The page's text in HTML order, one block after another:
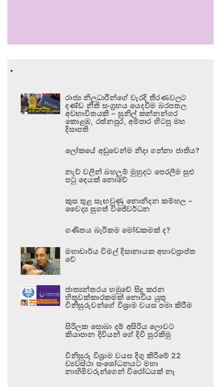
.
රාජ්‍ය නිලධාරීන්ගේ වැරදි තීරණවලට
දණ්ඩ නීති සංග්‍රහය යෙදවීම බරපතල
අවභාවිතයකි – සුනිල් කන්නන්ගර
කොළඹ, රත්නපුර, අම්පාර හිටපු මහ
දිසාපති
ලෝකයේ අඩුවෙන්ම නිදා ගන්නා ජාතිය?
නැව් වලින් බහලුම් මුහුදට පෙරලීම සුළු
පටු දෙයක් නොවේ
කුස තුළ සැඟවුණු නොනිදන කම්හල –
වෛද්‍ය සුගත් විජේවර්ධන
ගණිතය බැරිකම මෝඩකමක් ද?
මහාචාර්ය විමල් දිසානායක අභාවප්‍රාප්ත
වේ
ජාත්‍යන්තරය හමුවේ සිදු කරන
හිතුවක්කාරකමක් නොවිය යුතු
විනිසුරුවන්ගේ විශ්‍රාම වයස පමා කිරීම
සිරිලක සොබා දම් අසිරිය ලොවට
කියාපාන දිවියන් ගේ දිවි සුරකිමු
විනිසුරු විශ්‍රාම වයස දිගු කිරීමේ 22
ව්‍යවස්ථා සංශෝධනයට මහා
නාහිමිවරුන්ගෙන් විරෝධයක් නෑ